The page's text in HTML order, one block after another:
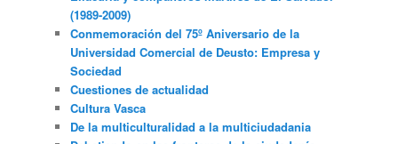
(1989-2009)
Conmemoración del 75º Aniversario de la
Universidad Comercial de Deusto: Empresa y
Sociedad
Cuestiones de actualidad
Cultura Vasca
De la multiculturalidad a la multiciudadania